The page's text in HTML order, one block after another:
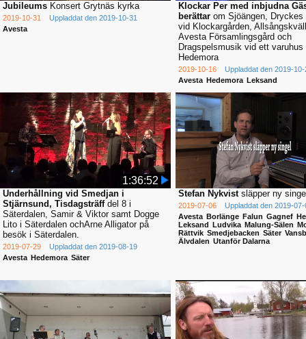
Jubileums Konsert Grytnäs kyrka
2019-10-31
Uppladdat den 2019-10-31
Avesta
Klockar Per med inbjudna
berättar om Sjöängen, Dryckes
vid Klockargården,
Avesta Församlingsgård och
Dragspelsmusik vid ett varuhus
Hedemora
2019-10-16
Uppladdat den 2019-10-
Avesta Hedemora Leksand
1:36:52
Underhållning vid Smedjan i
Stjärnsund, Tisdagsträffdel 8 i
Säterdalen, Samir & Viktor samt Dogge
Lito i Säterdalen ochArne Alligator på
besök i Säterdalen.
2019-07-29
Uppladdat den 2019-08-19
Avesta Hedemora Säter
Stefan Nykvistsläpper ny
2019-07-06
Uppladdat den 2019-07-
Avesta Borlänge Falun Gagnef
Leksand Ludvika Malung-Sälen
Rättvik Smedjebacken Säter
Älvdalen Utanför Dalarna